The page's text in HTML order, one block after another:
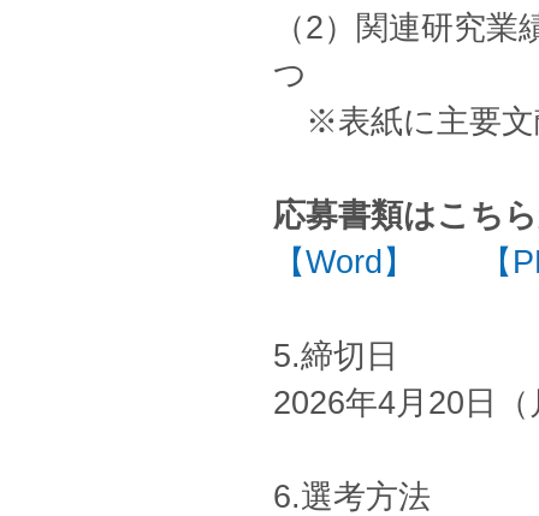
（2）関連研究
つ
※表紙に主要文
応募書類はこち
【Word】
【
5.締切日
2026年4月20日
6.選考方法